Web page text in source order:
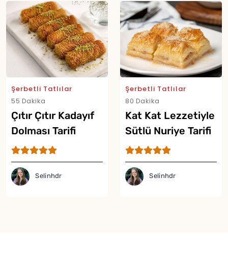
Şerbetli Tatlılar
55 Dakika
Çıtır Çıtır Kadayıf
Dolması Tarifi
Selinhdr
Şerbetli Tatlılar
80 Dakika
Kat Kat Lezzetiyle
Sütlü Nuriye Tarifi
Selinhdr